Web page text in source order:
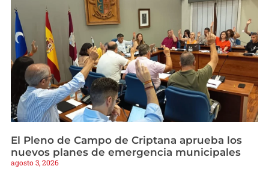
El Pleno de Campo de Criptana aprueba los
nuevos planes de emergencia municipales
agosto 3, 2026